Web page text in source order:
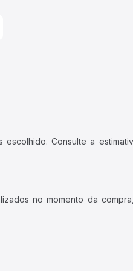
Consulte a
no momento da